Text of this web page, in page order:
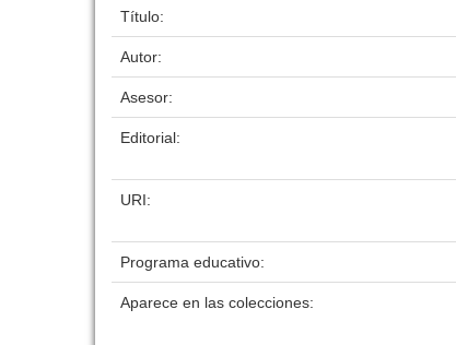
Título:
Autor:
Asesor:
Editorial:
URI:
Programa educativo:
Aparece en las colecciones: